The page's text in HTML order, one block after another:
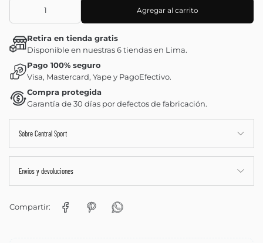
Agregar al carrito
Retira en tienda gratis
Disponible en nuestras 6 tiendas en Lima.
Pago 100% seguro
Visa, Mastercard, Yape y PagoEfectivo.
Compra protegida
Garantía de 30 días por defectos de fabricación.
Sobre Central Sport
Envíos y devoluciones
Compartir: